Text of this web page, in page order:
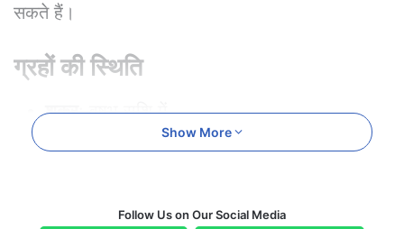
सकते हैं।
ग्रहों की स्थिति
शुक्र: वृषभ राशि में
सूर्य और गुरु: मिथुन राशि में
: सिंह राशि में
Show More
Follow Us on Our Social Media